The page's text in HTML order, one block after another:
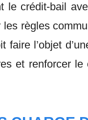
le crédit-bail
règles
l’objet
et renforcer